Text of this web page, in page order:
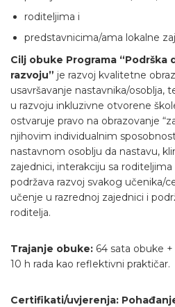
roditeljima i
predstavnicima/ama lokalne
Cilj obuke Programa “Podrška
razvoju” je razvoj kvalitetne
usavršavanje nastavnika/osoblja,
u razvoju inkluzivne otvorene
ostvaruje pravo na obrazovanje
njihovim individualnim
nastavnom osoblju da nastavu,
zajednici, interakciju sa
podržava razvoj svakog učenika/
učenje u razrednoj zajednici i
roditelja.
Trajanje obuke: 64 sata obuke
10 h rada kao reflektivni praktičar.
Certifikati/uvjerenja: